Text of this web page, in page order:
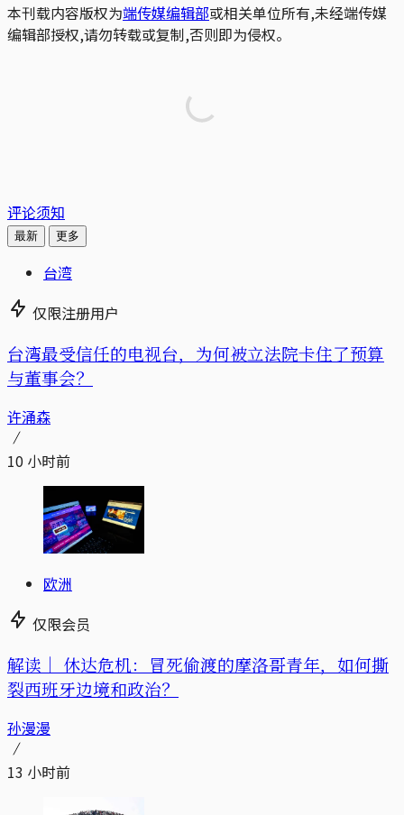
本刊载内容版权为端传媒编辑部或相关单位所有,未经端传媒
编辑部授权,请勿转载或复制,否则即为侵权。
评论须知
最新 更多
台湾
仅限注册用户
台湾最受信任的电视台，为何被立法院卡住了预算
与董事会？
许涌森
10 小时前
欧洲
仅限会员
解读｜ 休达危机：冒死偷渡的摩洛哥青年，如何撕
裂西班牙边境和政治？
孙漫漫
13 小时前